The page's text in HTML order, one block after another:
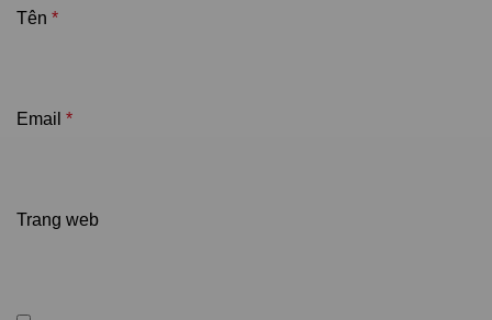
Tên *
Email *
Trang web